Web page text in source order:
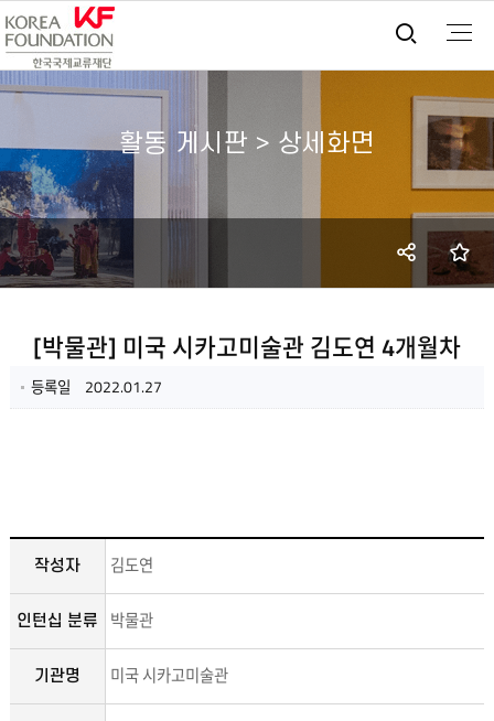
통합
활동 게시판 > 상세화면
SNS
[박물관] 미국 시카고미술관 김도연 4개월차
등록일 2022.01.27
작성자 김도연
인턴십 분류 박물관
기관명 미국 시카고미술관